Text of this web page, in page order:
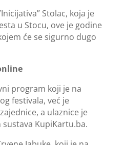
Stolac, koja je
u Stocu, ove je godine
će se sigurno dugo
program koji je na
festivala, već je
a ulaznice je
KupiKartu.ba.